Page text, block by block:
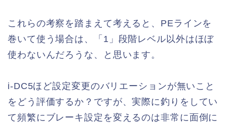
これらの考察を踏まえて考えると、PEラインを
巻いて使う場合は、「1」段階レベル以外はほぼ
使わないんだろうな、と思います。
i-DC5ほど設定変更のバリエーションが無いこと
をどう評価するか？ですが、実際に釣りをしてい
て頻繁にブレーキ設定を変えるのは非常に面倒に